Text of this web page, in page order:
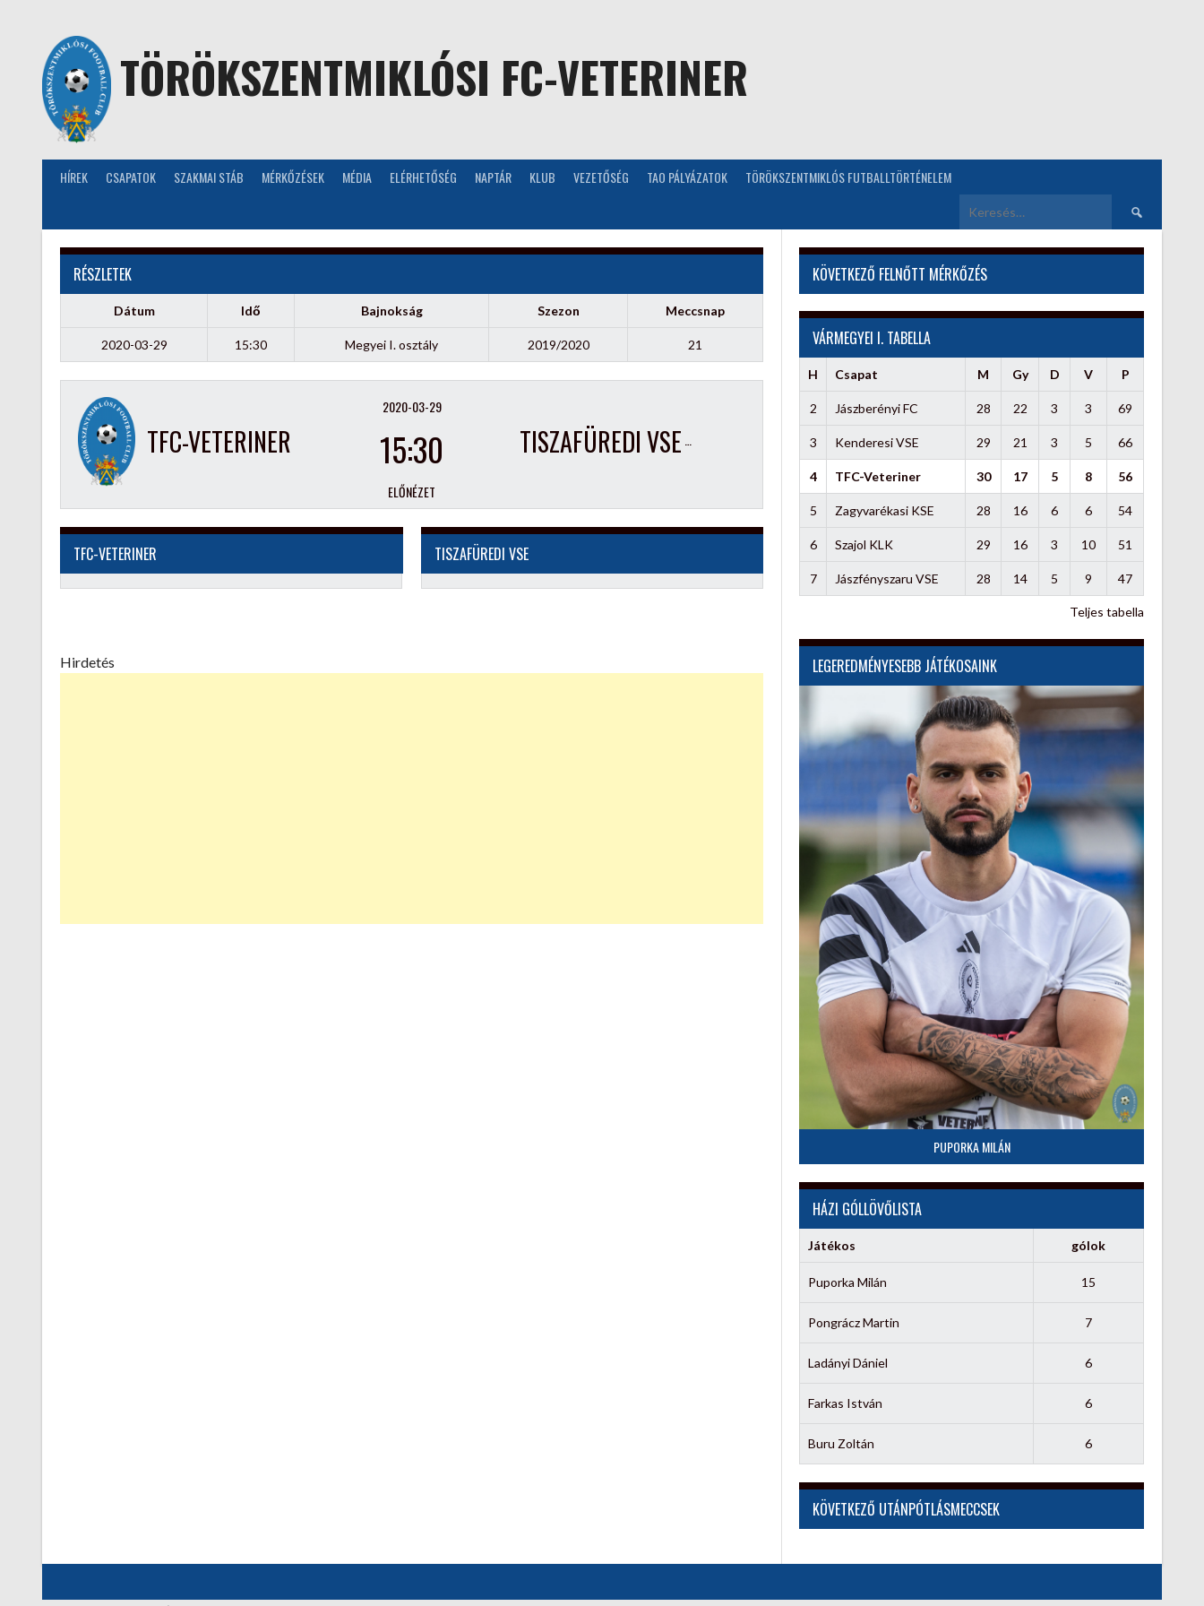
TÖRÖKSZENTMIKLÓSI FC-VETERINER
HÍREK CSAPATOK SZAKMAI STÁB MÉRKŐZÉSEK MÉDIA ELÉRHETŐSÉG NAPTÁR KLUB VEZETŐSÉG TAO PÁLYÁZATOK TÖRÖKSZENTMIKLÓS FUTBALLTÖRTÉNELEM
Keresés:
RÉSZLETEK
Dátum Idő Bajnokság Szezon Meccsnap
2020-03-29 15:30 Megyei I. osztály 2019/2020 21
TFC-VETERINER TISZAFÜREDI VSE
2020-03-29
15:30
ELŐNÉZET
TFC-VETERINER TISZAFÜREDI VSE
Hirdetés
KÖVETKEZŐ FELNŐTT MÉRKŐZÉS
VÁRMEGYEI I. TABELLA
H Csapat M Gy D V P
2 Jászberényi FC 28 22 3 3 69
3 Kenderesi VSE 29 21 3 5 66
4 TFC-Veteriner 30 17 5 8 56
5 Zagyvarékasi KSE 28 16 6 6 54
6 Szajol KLK 29 16 3 10 51
7 Jászfényszaru VSE 28 14 5 9 47
Teljes tabella
LEGEREDMÉNYESEBB JÁTÉKOSAINK
PUPORKA MILÁN
HÁZI GÓLLÖVŐLISTA
Játékos gólok
Puporka Milán 15
Pongrácz Martin 7
Ladányi Dániel 6
Farkas István 6
Buru Zoltán 6
KÖVETKEZŐ UTÁNPÓTLÁSMECCSEK